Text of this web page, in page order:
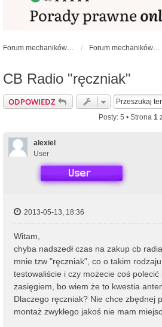
Forum mechaników samochodowych - forum-mechaniczne.pl Forum mechaników samochodowych
CB Radio "ręczniak"
ODPOWIEDZ
Posty: 5 • Strona 1
alexiel
User
2013-05-13, 18:36
Witam,
chyba nadszedł czas na zakup cb
mnie tzw "ręczniak", co o takim
testowaliście i czy możecie coś
zasięgiem, bo wiem że to kwestia
Dlaczego ręczniak? Nie chce zbędnej
montaż zwykłego jakoś nie mam